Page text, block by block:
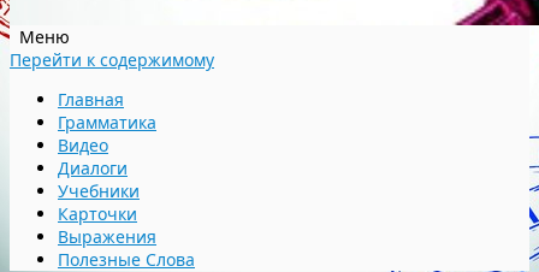
Меню
Перейти к содержимому
Главная
Грамматика
Видео
Диалоги
Учебники
Карточки
Выражения
Полезные Слова